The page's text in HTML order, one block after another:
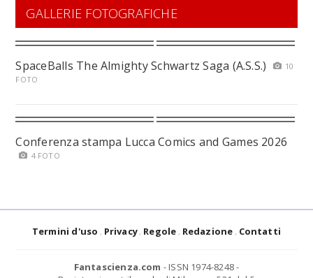
GALLERIE FOTOGRAFICHE
SpaceBalls The Almighty Schwartz Saga (A.S.S.)
10
FOTO
Conferenza stampa Lucca Comics and Games 2026
4 FOTO
Termini d'uso Privacy Regole Redazione Contatti
Fantascienza.com - ISSN 1974-8248 -